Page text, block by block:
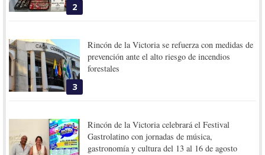
2
3
Rincón de la Victoria se refuerza con medidas de
prevención ante el alto riesgo de incendios
forestales
Rincón de la Victoria celebrará el Festival
Gastrolatino con jornadas de música,
gastronomía y cultura del 13 al 16 de agosto